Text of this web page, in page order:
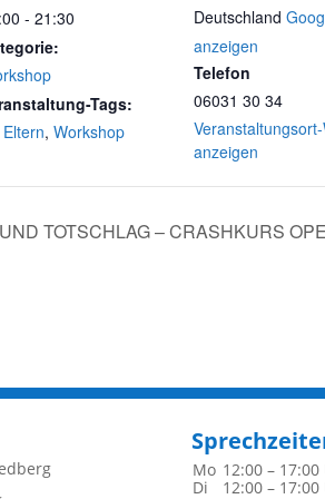
- 21:30
Tags:
, Workshop
Deutschland
anzeigen
Telefon
06031 30 34
anzeigen
TOTSCHLAG – CRASHKURS
Mo 12:00 –
Di
12:00 –